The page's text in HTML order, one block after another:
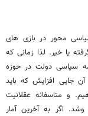
محور در بازی های
یا خیر. لذا زمانی که
سیاسی دولت در حوزه
جایی افزایش که باید
و متاسفانه عقلانیت
اگر به آخرین آمار